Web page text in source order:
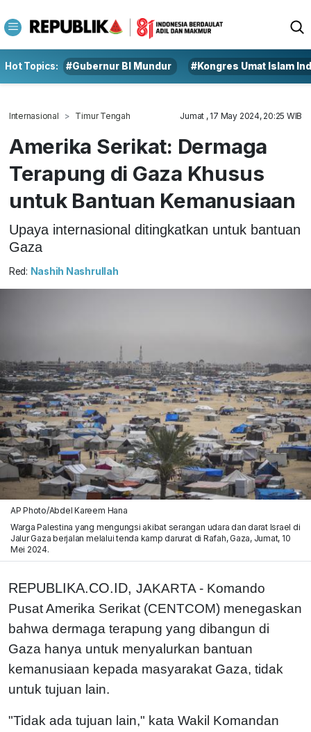
Hot Topics: #Gubernur BI Mundur #Kongres Umat Islam
Internasional Timur Tengah Jumat , 17 May 2024, 20:25 WIB
Amerika Serikat: Dermaga
Terapung di Gaza Khusus
untuk Bantuan Kemanusiaan
Upaya internasional ditingkatkan untuk bantuan
Gaza
Red: Nashih Nashrullah
AP Photo/Abdel Kareem Hana
Warga Palestina yang mengungsi akibat serangan udara dan darat Israel di
Jalur Gaza berjalan melalui tenda kamp darurat di Rafah, Gaza, Jumat, 10
Mei 2024.
REPUBLIKA.CO.ID, JAKARTA - Komando
Pusat Amerika Serikat (CENTCOM) menegaskan
bahwa dermaga terapung yang dibangun di
Gaza hanya untuk menyalurkan bantuan
kemanusiaan kepada masyarakat Gaza, tidak
untuk tujuan lain.
"Tidak ada tujuan lain," kata Wakil Komandan